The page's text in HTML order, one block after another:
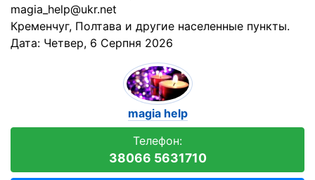
magia_help@ukr.net
Кременчуг, Полтава и другие населенные пункты.
Дата: Четвер, 6 Серпня 2026
magia help
Телефон:
38066 5631710